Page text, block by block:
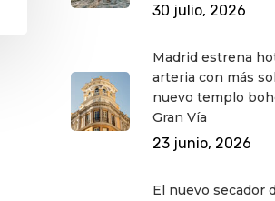
30 julio, 2026
Madrid estrena
arteria con más
nuevo templo
Gran Vía
23 junio, 2026
El nuevo secador